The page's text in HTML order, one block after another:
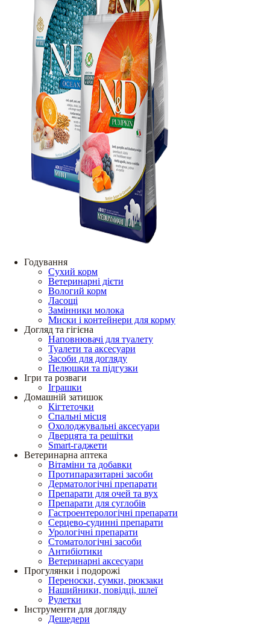
Годування
Сухий корм
Ветеринарні дієти
Вологий корм
Ласощі
Замінники молока
Миски і контейнери для корму
Догляд та гігієна
Наповнювачі для туалету
Туалети та аксесуари
Засоби для догляду
Пелюшки та підгузки
Ігри та розваги
Іграшки
Домашній затишок
Кігтеточки
Спальні місця
Охолоджувальні аксесуари
Дверцята та решітки
Smart-гаджети
Ветеринарна аптека
Вітаміни та добавки
Протипаразитарні засоби
Дерматологічні препарати
Препарати для очей та вух
Препарати для суглобів
Гастроентерологічні препарати
Серцево-судинні препарати
Урологічні препарати
Стоматологічні засоби
Антибіотики
Ветеринарні аксесуари
Прогулянки і подорожі
Переноски, сумки, рюкзаки
Нашийники, повідці, шлеї
Рулетки
Інструменти для догляду
Дешедери